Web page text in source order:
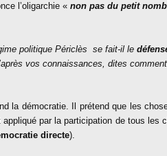
l’oligarchie « non pas du petit
politique Périclès se fait-il le
vos connaissances, dites
la démocratie. Il prétend que les
appliqué par la participation de tous les
directe).